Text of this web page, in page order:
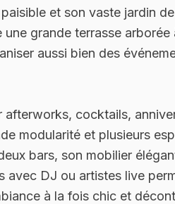
et son vaste jardin
une grande terrasse
aussi bien des
afterworks, cocktails,
modularité et plusieurs
bars, son mobilier
avec DJ ou artistes live
à la fois chic et